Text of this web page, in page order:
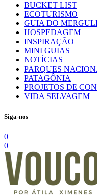
BUCKET LIST
ECOTURISMO
GUIA DO
HOSPEDAGEM
INSPIRAÇÃO
MINI GUIAS
NOTÍCIAS
PARQUES
PATAGÔNIA
PROJETOS DE
VIDA SELVAGEM
Siga-nos
0
0